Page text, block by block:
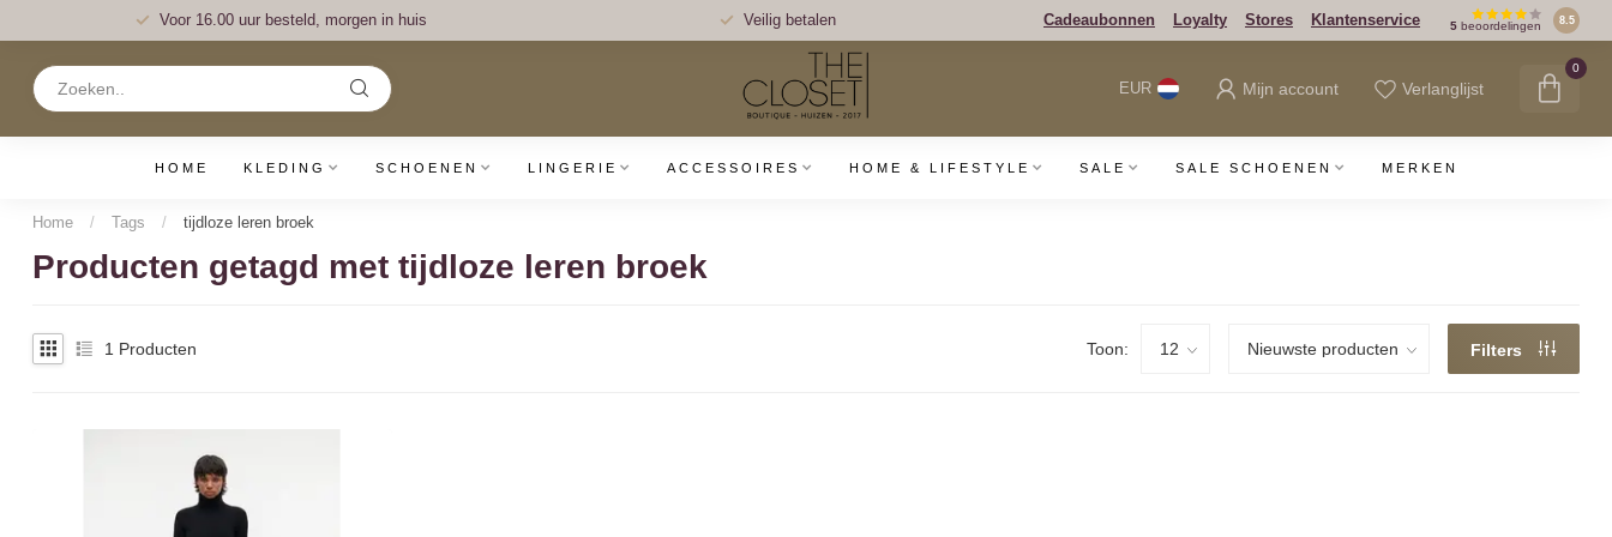
Voor 16.00 uur besteld, morgen in huis Veilig betalen Cadeaubonnen Loyalty Stores Klantenservice 5 beoordelingen 8.5
EUR Mijn account Verlanglijst
0
HOME KLEDING SCHOENEN LINGERIE ACCESSOIRES HOME & LIFESTYLE SALE SALE SCHOENEN MERKEN
Home / Tags / tijdloze leren broek
Producten getagd met tijdloze leren broek
1 Producten Toon: Filters